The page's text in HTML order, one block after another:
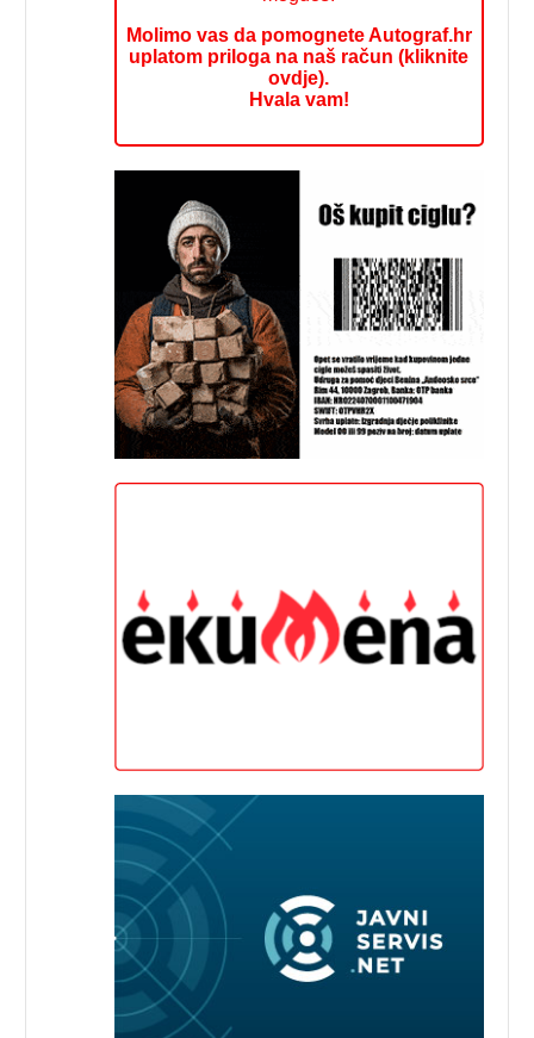
Molimo vas da pomognete Autograf.hr
uplatom priloga na naš račun (kliknite
ovdje).
Hvala vam!